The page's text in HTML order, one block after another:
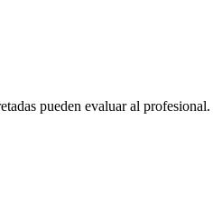
pueden evaluar al profesional.